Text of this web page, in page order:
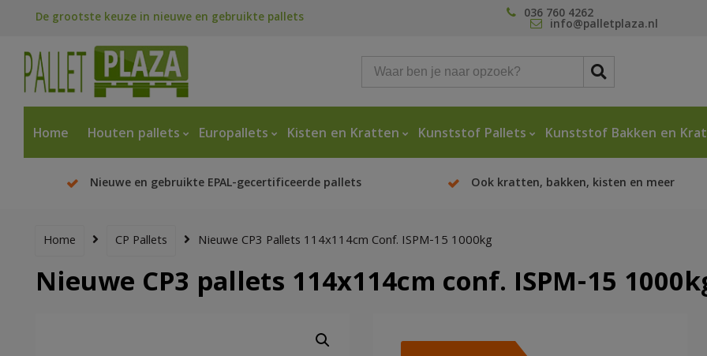
De grootste keuze in nieuwe en gebruikte pallets 036 760 4262
info@palletplaza.nl
Home Houten pallets Europallets Kisten en Kratten Kunststof Pallets Kunststof Bakken en
Nieuwe en gebruikte EPAL-gecertificeerde pallets Ook kratten, bakken, kisten en meer
Home CP Pallets Nieuwe CP3 Pallets 114x114cm Conf. ISPM-15 1000kg
Nieuwe CP3 pallets 114x114cm conf. ISPM-15